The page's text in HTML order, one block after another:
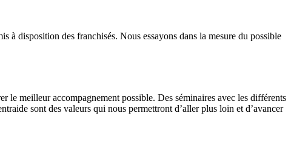
à disposition des franchisés. Nous essayons dans la mesure du possible
le meilleur accompagnement possible. Des séminaires avec les différents
sont des valeurs qui nous permettront d’aller plus loin et d’avancer